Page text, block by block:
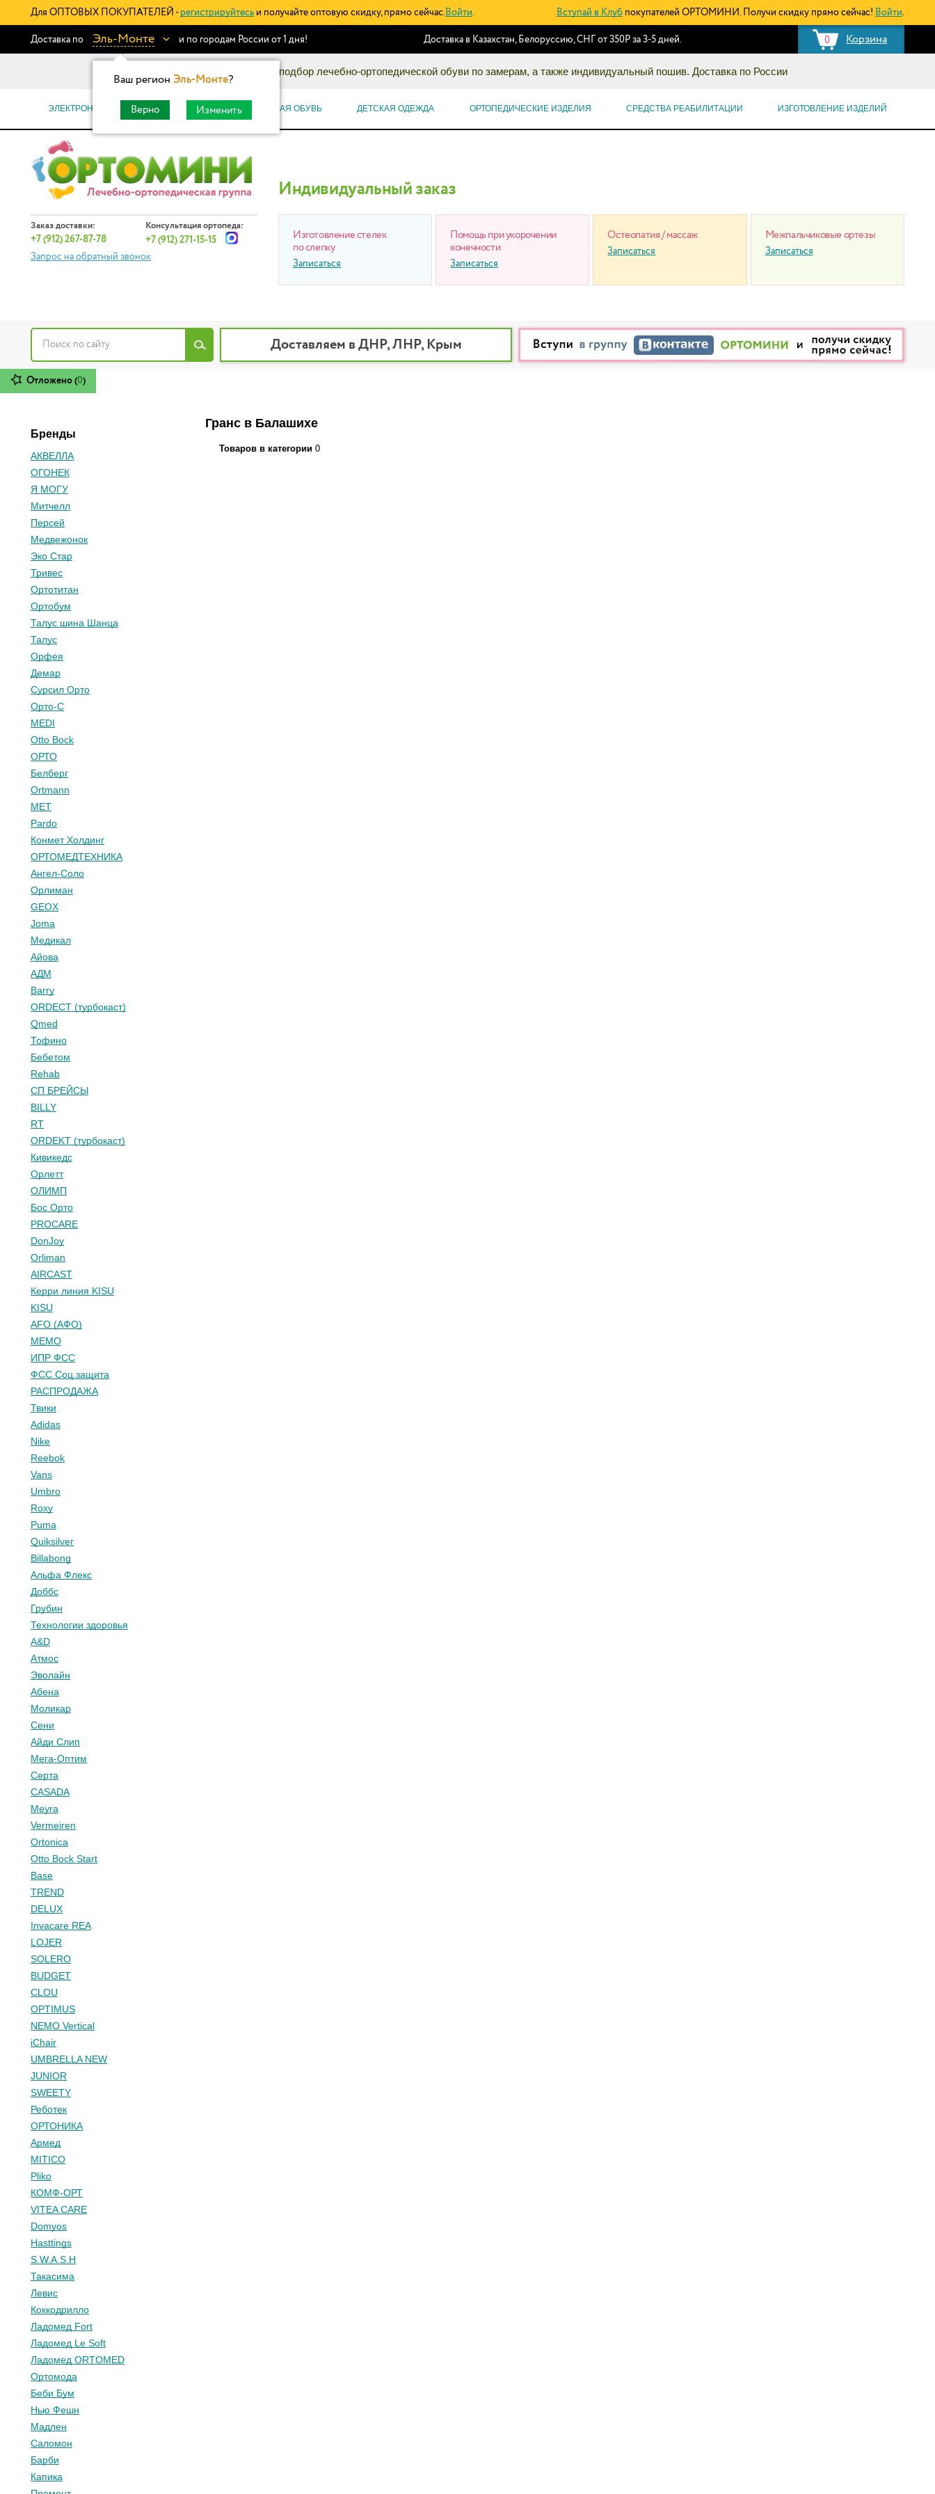
Для ОПТОВЫХ ПОКУПАТЕЛЕЙ - регистрируйтесь и получайте оптовую скидку, прямо сейчас.Войти. Вступай в Клуб покупателей ОРТОМИНИ. Получи скидку прямо сейчас! Войти.
Доставка по Эль-Монте
Ваш регион Эль-Монте?
Верно Изменить
и по городам России от 1 дня! 0 Корзина
Доставка в Казахстан, Белоруссию, СНГ от 350Р за 3-5 дней.
Информационный каталог: подбор лечебно-ортопедической обуви по замерам, а также индивидуальный пошив. Доставка по России
ЭЛЕКТРОННЫЕ СЕРТИФИКАТЫ ОРТОПЕДИЧЕСКАЯ ОБУВЬ ДЕТСКАЯ ОДЕЖДА ОРТОПЕДИЧЕСКИЕ ИЗДЕЛИЯ СРЕДСТВА РЕАБИЛИТАЦИИ ИЗГОТОВЛЕНИЕ ИЗДЕЛИЙ
Заказ доставки:
+7 (912) 267-87-78
Консультация ортопеда:
+7 (912) 271-15-15
Запрос на обратный звонок
Индивидуальный заказ
Изготовление стелек
по слепку
Записаться
Помощь при укорочении
конечности
Записаться
Остеопатия / массаж
Записаться
Межпальчиковые ортезы
Записаться
Доставляем в ДНР, ЛНР, Крым
Отложено (0)
Бренды
АКВЕЛЛА
ОГОНЕК
Я МОГУ
Митчелл
Персей
Медвежонок
Эко Стар
Тривес
Ортотитан
Ортобум
Талус шина Шанца
Талус
Орфея
Демар
Сурсил Орто
Орто-С
MEDI
Otto Bock
ОРТО
Белберг
Ortmann
МЕТ
Pardo
Конмет Холдинг
ОРТОМЕДТЕХНИКА
Ангел-Соло
Орлиман
GEOX
Joma
Медикал
Айова
АДМ
Barry
ORDECT (турбокаст)
Qmed
Тофино
Бебетом
Rehab
СП БРЕЙСЫ
BILLY
RT
ORDEKT (турбокаст)
Кивикедс
Орлетт
ОЛИМП
Бос Орто
PROCARE
DonJoy
Orliman
AIRCAST
Керри линия KISU
KISU
AFO (АФО)
МЕМО
ИПР ФСС
ФСС Соц.защита
РАСПРОДАЖА
Твики
Adidas
Nike
Reebok
Vans
Umbro
Roxy
Puma
Quiksilver
Billabong
Альфа Флекс
Доббс
Грубин
Технологии здоровья
A&D
Атмос
Эволайн
Абена
Моликар
Сени
Айди Слип
Мега-Оптим
Серта
CASADA
Meyra
Vermeiren
Ortonica
Otto Bock Start
Base
TREND
DELUX
Invacare REA
LOJER
SOLERO
BUDGET
CLOU
OPTIMUS
NEMO Vertical
iChair
UMBRELLA NEW
JUNIOR
SWEETY
Реботек
ОРТОНИКА
Армед
MITICO
Pliko
КОМФ-ОРТ
VITEA CARE
Domyos
Hasttings
S.W.A.S.H
Такасима
Левис
Коккодрилло
Ладомед Fort
Ладомед Le Soft
Ладомед ORTOMED
Ортомода
Беби Бум
Нью Фешн
Мадлен
Саломон
Барби
Капика
Гранс в Балашихе
Товаров в категории 0